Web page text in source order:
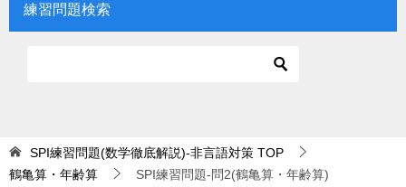
練習問題検索
SPI練習問題(数学徹底解説)-非言語対策 TOP
鶴亀算・年齢算
SPI練習問題-問2(鶴亀算・年齢算)